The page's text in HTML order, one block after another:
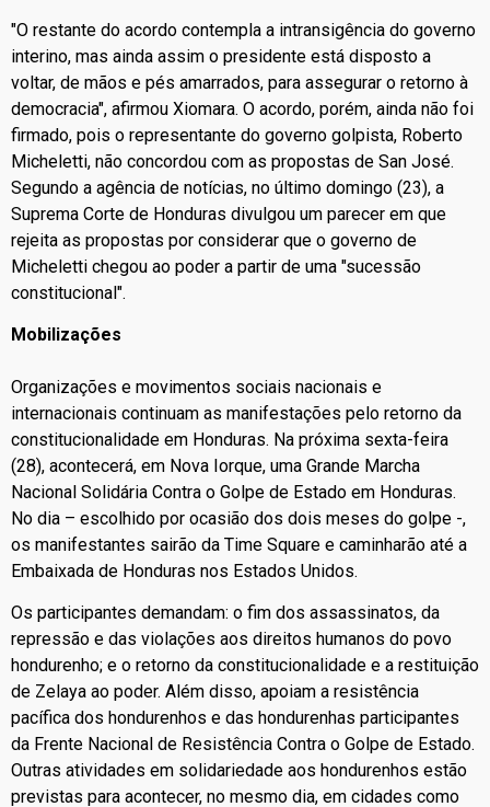
"O restante do acordo contempla a intransigência do governo
interino, mas ainda assim o presidente está disposto a
voltar, de mãos e pés amarrados, para assegurar o retorno à
democracia", afirmou Xiomara. O acordo, porém, ainda não foi
firmado, pois o representante do governo golpista, Roberto
Micheletti, não concordou com as propostas de San José.
Segundo a agência de notícias, no último domingo (23), a
Suprema Corte de Honduras divulgou um parecer em que
rejeita as propostas por considerar que o governo de
Micheletti chegou ao poder a partir de uma "sucessão
constitucional".
Mobilizações
Organizações e movimentos sociais nacionais e
internacionais continuam as manifestações pelo retorno da
constitucionalidade em Honduras. Na próxima sexta-feira
(28), acontecerá, em Nova Iorque, uma Grande Marcha
Nacional Solidária Contra o Golpe de Estado em Honduras.
No dia – escolhido por ocasião dos dois meses do golpe -,
os manifestantes sairão da Time Square e caminharão até a
Embaixada de Honduras nos Estados Unidos.
Os participantes demandam: o fim dos assassinatos, da
repressão e das violações aos direitos humanos do povo
hondurenho; e o retorno da constitucionalidade e a restituição
de Zelaya ao poder. Além disso, apoiam a resistência
pacífica dos hondurenhos e das hondurenhas participantes
da Frente Nacional de Resistência Contra o Golpe de Estado.
Outras atividades em solidariedade aos hondurenhos estão
previstas para acontecer, no mesmo dia, em cidades como